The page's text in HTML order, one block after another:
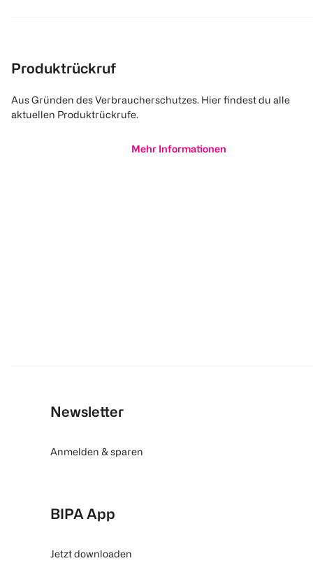
Produktrückruf
Aus Gründen des Verbraucherschutzes. Hier findest du alle
aktuellen Produktrückrufe.
Mehr Informationen
Newsletter
Anmelden & sparen
BIPA App
Jetzt downloaden